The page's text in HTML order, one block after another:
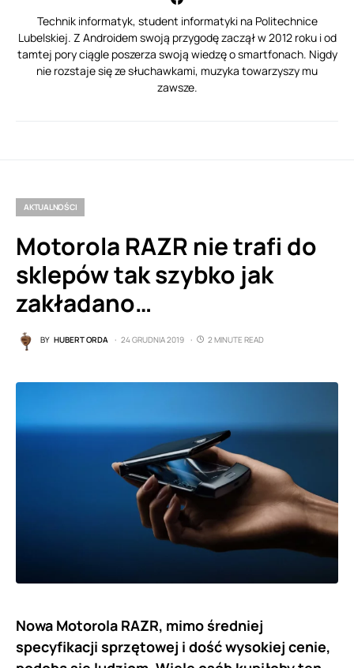
Technik informatyk, student informatyki na Politechnice
Lubelskiej. Z Androidem swoją przygodę zaczął w 2012 roku i od
tamtej pory ciągle poszerza swoją wiedzę o smartfonach. Nigdy
nie rozstaje się ze słuchawkami, muzyka towarzyszy mu
zawsze.
AKTUALNOŚCI
Motorola RAZR nie trafi do
sklepów tak szybko jak
zakładano…
BY HUBERT ORDA 24 GRUDNIA 2019 2 MINUTE READ
Nowa Motorola RAZR, mimo średniej
specyfikacji sprzętowej i dość wysokiej cenie,